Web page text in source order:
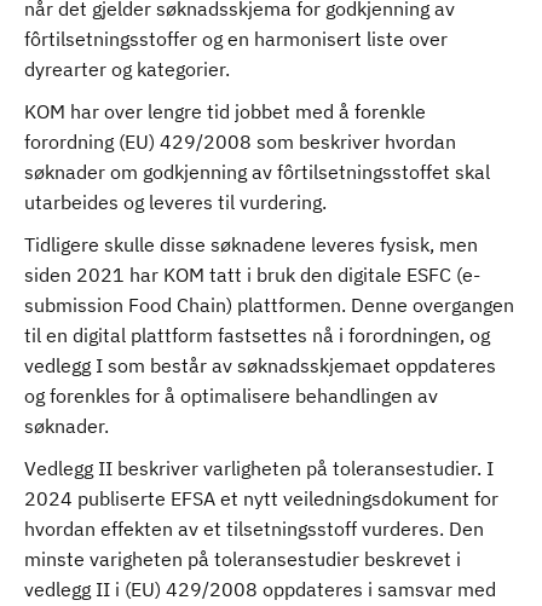
når det gjelder søknadsskjema for godkjenning av
fôrtilsetningsstoffer og en harmonisert liste over
dyrearter og kategorier.
KOM har over lengre tid jobbet med å forenkle
forordning (EU) 429/2008 som beskriver hvordan
søknader om godkjenning av fôrtilsetningsstoffet skal
utarbeides og leveres til vurdering.
Tidligere skulle disse søknadene leveres fysisk, men
siden 2021 har KOM tatt i bruk den digitale ESFC (e-
submission Food Chain) plattformen. Denne overgangen
til en digital plattform fastsettes nå i forordningen, og
vedlegg I som består av søknadsskjemaet oppdateres
og forenkles for å optimalisere behandlingen av
søknader.
Vedlegg II beskriver varligheten på toleransestudier. I
2024 publiserte EFSA et nytt veiledningsdokument for
hvordan effekten av et tilsetningsstoff vurderes. Den
minste varigheten på toleransestudier beskrevet i
vedlegg II i (EU) 429/2008 oppdateres i samsvar med